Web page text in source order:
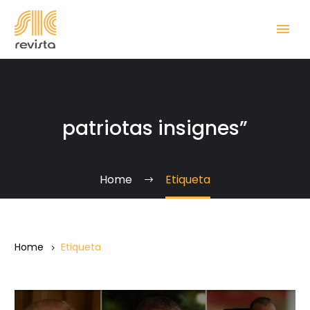
patriotas insignes”
Home Etiqueta
Home Etiqueta
Sanción